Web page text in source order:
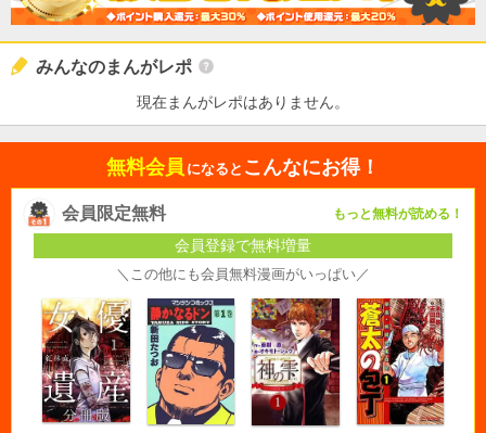
みんなのまんがレポ
現在まんがレポはありません。
無料会員 になると こんなにお得！
会員限定無料 もっと無料が読める！
会員登録で無料増量
＼この他にも会員無料漫画がいっぱい／